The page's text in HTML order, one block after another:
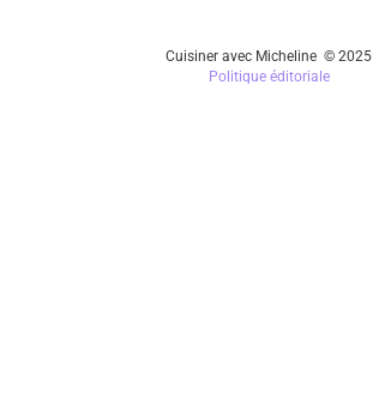
Cuisiner avec Micheline © 2025
Politique éditoriale